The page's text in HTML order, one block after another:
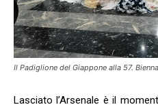
Il Padiglione del Giappone alla 57.
Lasciato l’Arsenale è il